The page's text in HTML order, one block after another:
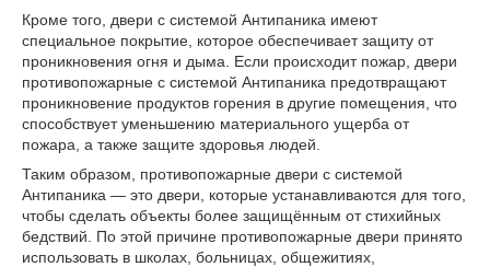
Кроме того, двери с системой Антипаника имеют
специальное покрытие, которое обеспечивает защиту от
проникновения огня и дыма. Если происходит пожар, двери
противопожарные с системой Антипаника предотвращают
проникновение продуктов горения в другие помещения, что
способствует уменьшению материального ущерба от
пожара, а также защите здоровья людей.
Таким образом, противопожарные двери с системой
Антипаника — это двери, которые устанавливаются для того,
чтобы сделать объекты более защищённым от стихийных
бедствий. По этой причине противопожарные двери принято
использовать в школах, больницах, общежитиях,